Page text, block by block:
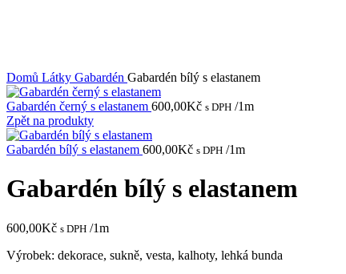
Domů Látky Gabardén Gabardén bílý s elastanem
Gabardén černý s elastanem 600,00Kč s DPH /1m
Zpět na produkty
Gabardén bílý s elastanem 600,00Kč s DPH /1m
Gabardén bílý s elastanem
600,00Kč s DPH /1m
Výrobek: dekorace, sukně, vesta, kalhoty, lehká bunda